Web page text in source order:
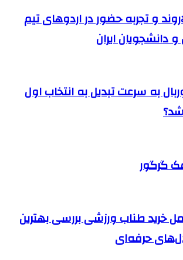
و تجربه حضور در اردوهای تیم
دانشجویان ایران
به ‌سرعت تبدیل به انتخاب اول
گرگور
خرید طناب ورزشی بررسی بهترین
حرفه‌ای